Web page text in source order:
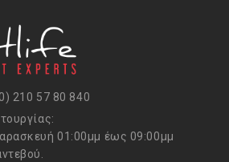
210 57 80 840
01:00μμ έως 09:00μμ